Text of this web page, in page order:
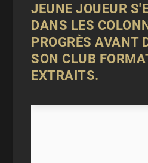
JEUNE JOUEUR
DANS LES
PROGRÈS AVANT
SON CLUB
EXTRAITS.